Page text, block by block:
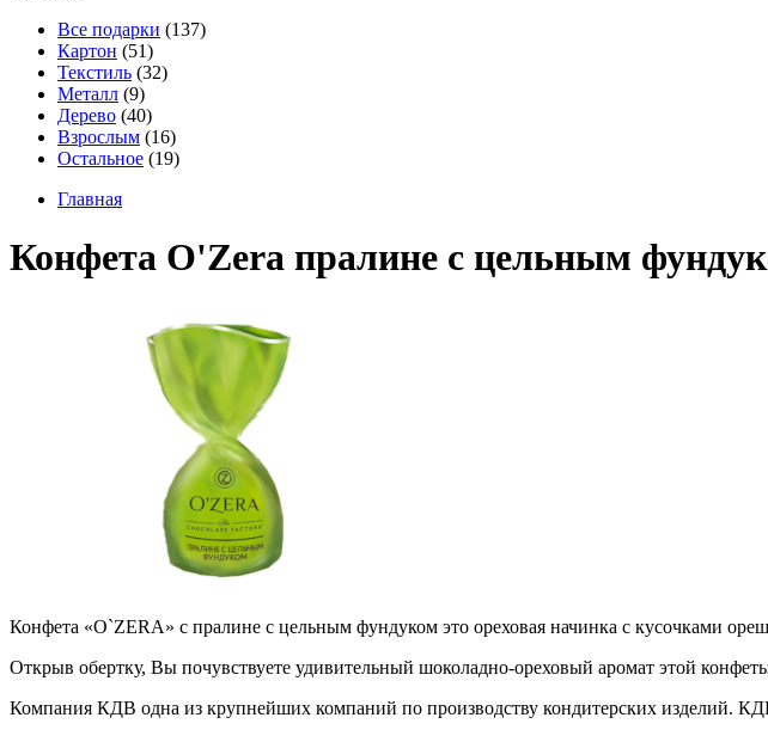
Все подарки (137)
Картон (51)
Текстиль (32)
Металл (9)
Дерево (40)
Взрослым (16)
Остальное (19)
Главная
Конфета O'Zera пралине с цельным
Конфета «O`ZERA» с пралине с цельным фундуком это ореховая начинка с кусочками
Открыв обертку, Вы почувствуете удивительный шоколадно-ореховый аромат этой
Компания КДВ одна из крупнейших компаний по производству кондитерских изделий.